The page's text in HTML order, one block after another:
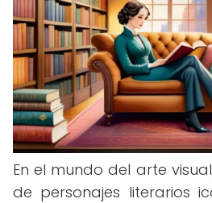
En el mundo del arte
de personajes literarios